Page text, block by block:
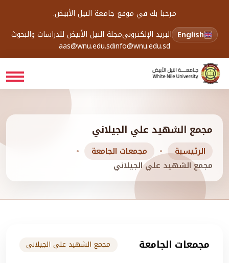
مرحبا بك في موقع جامعة النيل الأبيض.
English البريد الإلكترونيمجلة النيل الأبيض للدراسات والبحوث
info@wnu.edu.sd
aas@wnu.edu.sd
مجمع الشهيد علي الجيلاني
الرئيسية
مجمعات الجامعة
مجمع الشهيد علي الجيلاني
مجمعات الجامعة مجمع الشهيد علي الجيلاني